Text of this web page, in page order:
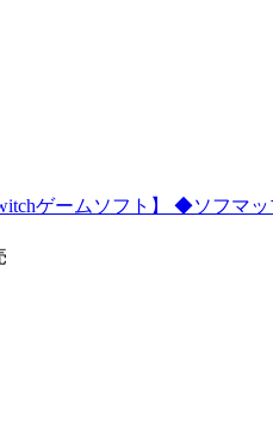
ゲームソフト】 ◆ソフマ